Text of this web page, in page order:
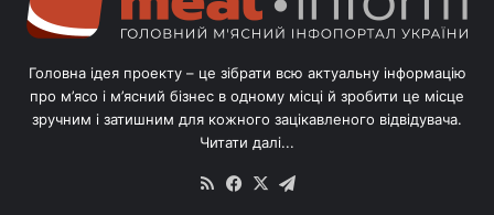
Головна ідея проекту – це зібрати всю актуальну інформацію
про м’ясо і м’ясний бізнес в одному місці й зробити це місце
зручним і затишним для кожного зацікавленого відвідувача.
Читати далі...
RSS Facebook
X